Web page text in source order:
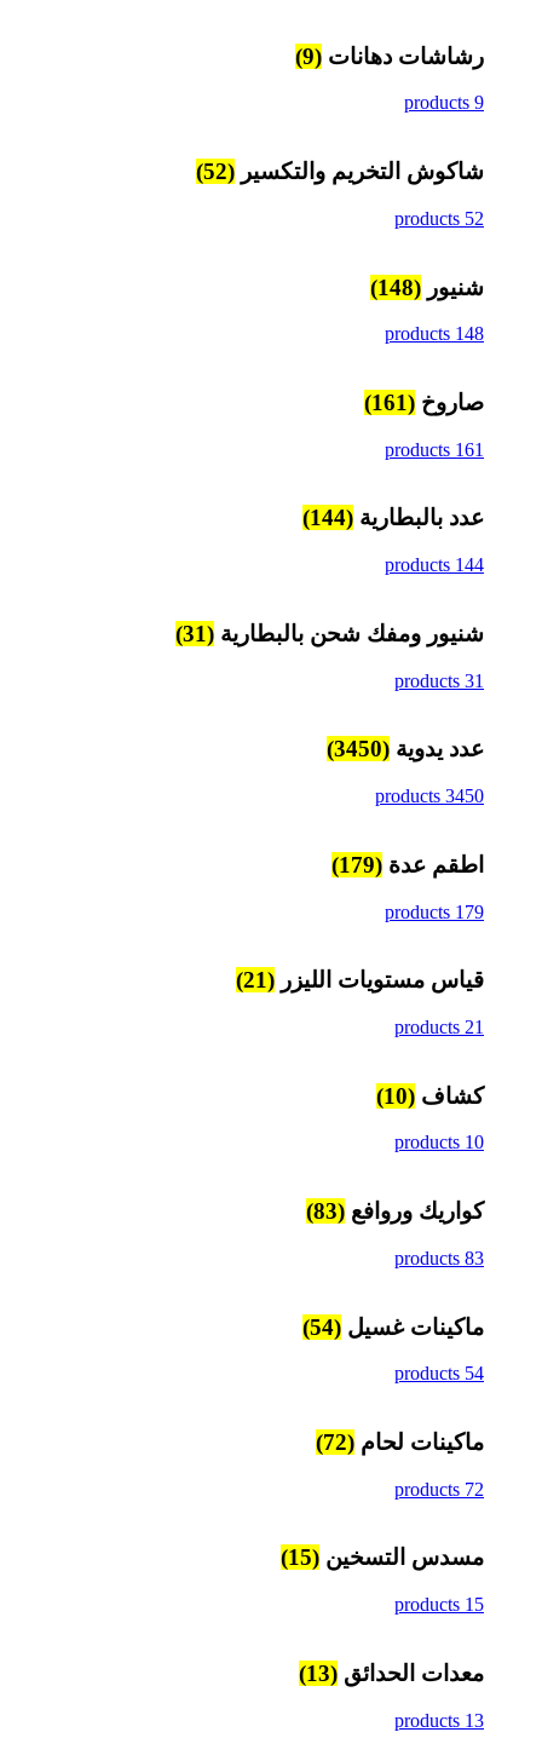
رشاشات دهانات (9)
9 products
شاكوش التخريم والتكسير (52)
52 products
شنيور (148)
148 products
صاروخ (161)
161 products
عدد بالبطارية (144)
144 products
شنيور ومفك شحن بالبطارية (31)
31 products
عدد يدوية (3450)
3450 products
اطقم عدة (179)
179 products
قياس مستويات الليزر (21)
21 products
كشاف (10)
10 products
كواريك وروافع (83)
83 products
ماكينات غسيل (54)
54 products
ماكينات لحام (72)
72 products
مسدس التسخين (15)
15 products
معدات الحدائق (13)
13 products